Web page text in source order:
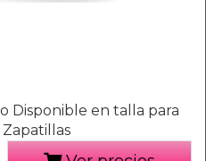
Disponible en talla para
Zapatillas